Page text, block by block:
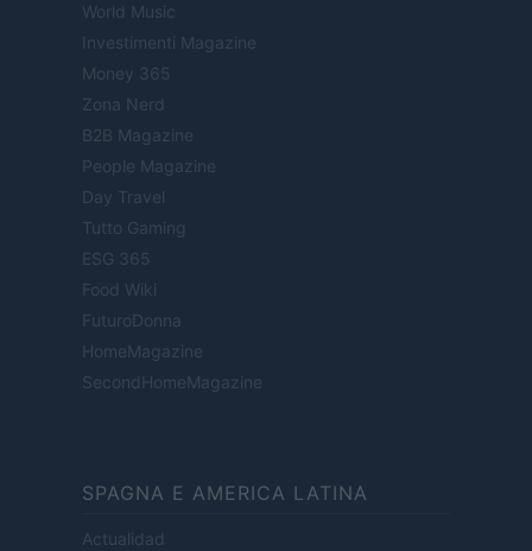
World Music
Investimenti Magazine
Money 365
Zona Nerd
B2B Magazine
People Magazine
Day Travel
Tutto Gaming
ESG 365
Food Wiki
FuturoDonna
HomeMagazine
SecondHomeMagazine
SPAGNA E AMERICA LATINA
Actualidad